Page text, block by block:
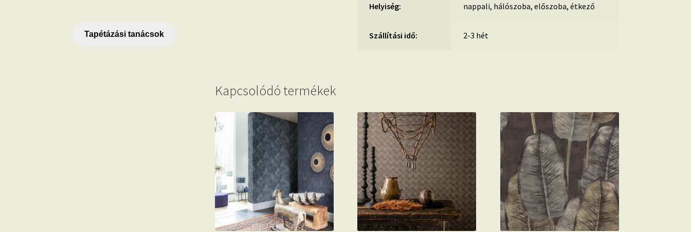
Helyiség: nappali, hálószoba, előszoba, étkező
Szállítási idő: 2-3 hét
Kapcsolódó termékek
Tapétázási tanácsok